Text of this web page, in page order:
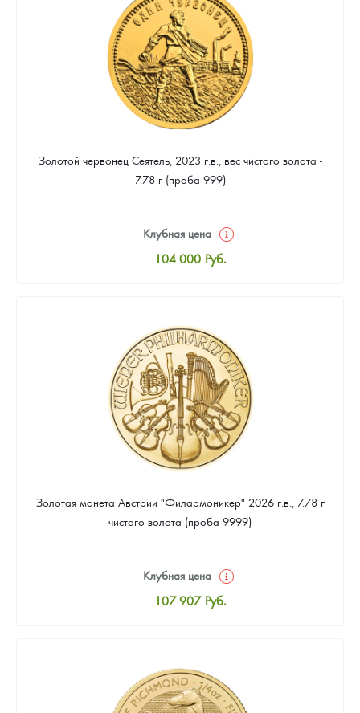
93 953 Руб.
Золотой червонец Сеятель, 2023 г.в., вес чистого золота -
7.78 г (проба 999)
Клубная цена
104 000 Руб.
Цена выкупа
93 953 Руб.
Золотая монета Австрии "Филармоникер" 2026 г.в., 7.78 г
чистого золота (проба 9999)
Клубная цена
107 907 Руб.
Цена выкупа
97 674 Руб.